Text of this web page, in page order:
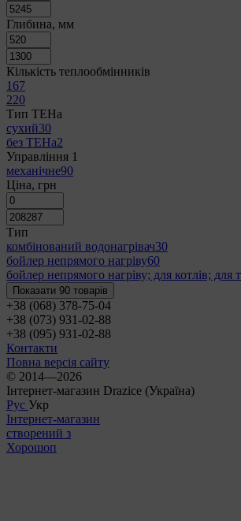
Глибина, мм
Кількість теплообмінників
1 67
220
Тип ТЕНа
сухий30
без ТЕНа2
Управління 1
механічне90
Ціна, грн
Тип
комбінований водонагрівач30
бойлер непрямого нагріву60
бойлер непрямого нагріву; для котлів; для
Показати 90 товарів
+38 (068) 378-75-04
+38 (073) 931-02-88
+38 (095) 931-02-88
Контакти
Повна версія сайту
© 2014—2026
Інтернет-магазин Drazice (Україна)
Рус Укр
Інтернет-магазин
створений з
Хорошоп